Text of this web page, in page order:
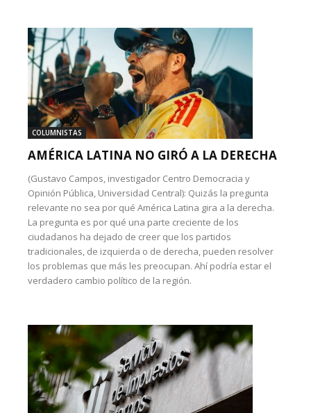
COLUMNISTAS
AMÉRICA LATINA NO GIRÓ A LA DERECHA
(Gustavo Campos, investigador Centro Democracia y
Opinión Pública, Universidad Central): Quizás la pregunta
relevante no sea por qué América Latina gira a la derecha.
La pregunta es por qué una parte creciente de los
ciudadanos ha dejado de creer que los partidos
tradicionales, de izquierda o de derecha, pueden resolver
los problemas que más les preocupan. Ahí podría estar el
verdadero cambio político de la región.